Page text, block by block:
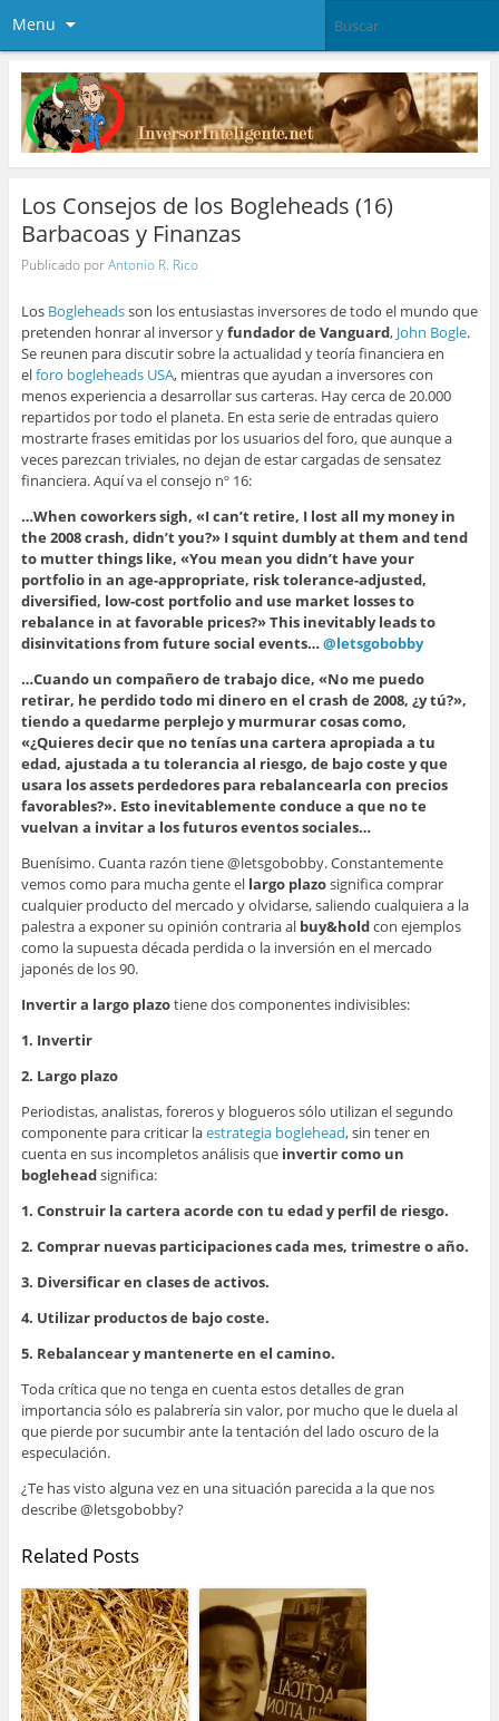
Menu
Los Consejos de los Bogleheads (16)
Barbacoas y Finanzas
Publicado porAntonio R. Rico
Los Bogleheadsson los entusiastas inversores de todo el mundo que
pretenden honrar al inversor yfundador de Vanguard, John Bogle.
Se reunen para discutir sobre la actualidad y teoría financiera en
elforo bogleheads USA, mientras que ayudan a inversores con
menos experiencia a desarrollar sus carteras. Hay cerca de 20.000
repartidos por todo el planeta. En esta serie de entradas quiero
mostrarte frases emitidas por los usuarios del foro, que aunque a
veces parezcan triviales, no dejan de estar cargadas de sensatez
financiera. Aquí va el consejo nº 16:
…When coworkers sigh, «I can’t retire, I lost all my money in
the 2008 crash, didn’t you?» I squint dumbly at them and tend
to mutter things like, «You mean you didn’t have your
portfolio in an age-appropriate, risk tolerance-adjusted,
diversified, low-cost portfolio and use market losses to
rebalance in at favorable prices?» This inevitably leads to
disinvitations from future social events…@letsgobobby
…Cuando un compañero de trabajo dice, «No me puedo
retirar, he perdido todo mi dinero en el crash de 2008, ¿y tú?»,
tiendo a quedarme perplejo y murmurar cosas como,
«¿Quieres decir que no tenías una cartera apropiada a tu
edad, ajustada a tu tolerancia al riesgo, de bajo coste y que
usara los assets perdedores para rebalancearla con precios
favorables?». Esto inevitablemente conduce a que no te
vuelvan a invitar a los futuros eventos sociales…
Buenísimo. Cuanta razón tiene @letsgobobby. Constantemente
vemos como para mucha gente el largo plazosignifica comprar
cualquier producto del mercado y olvidarse, saliendo cualquiera a la
palestra a exponer su opinión contraria al buy&holdcon ejemplos
como la supuesta década perdida o la inversión en el mercado
japonés de los 90.
Invertir a largo plazotiene dos componentes indivisibles:
1. Invertir
2. Largo plazo
Periodistas, analistas, foreros y blogueros sólo utilizan el segundo
componente para criticar laestrategia boglehead, sin tener en
cuenta en sus incompletos análisis que invertir como un
bogleheadsignifica:
1. Construir la cartera acorde con tu edad y perfil de riesgo.
2. Comprar nuevas participaciones cada mes, trimestre o año.
3. Diversificar en clases de activos.
4. Utilizar productos de bajo coste.
5. Rebalancear y mantenerte en el camino.
Toda crítica que no tenga en cuenta estos detalles de gran
importancia sólo es palabrería sin valor, por mucho que le duela al
que pierde por sucumbir ante la tentación del lado oscuro de la
especulación.
¿Te has visto alguna vez en una situación parecida a la que nos
describe @letsgobobby?
Related Posts